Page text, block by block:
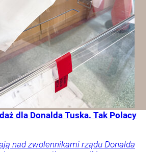
dla Donalda Tuska. Tak Polacy
nad zwolennikami rządu Donalda